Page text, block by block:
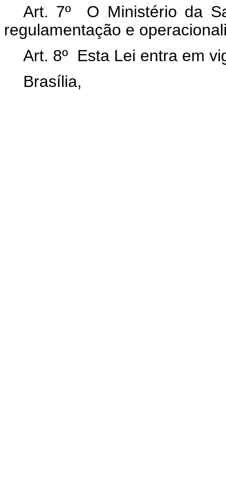
Art. 7º O Ministério da
regulamentação e
Art. 8º Esta Lei entra em
Brasília,